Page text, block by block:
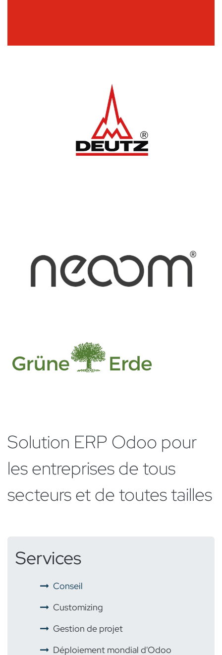
Solution ERP Odoo pour
les entreprises de tous
secteurs et de toutes tailles
Services
​ ​
Conseil
​ ​
Customizing
​ ​
Gestion de projet
​ ​
Déploiement mondial d'Odoo